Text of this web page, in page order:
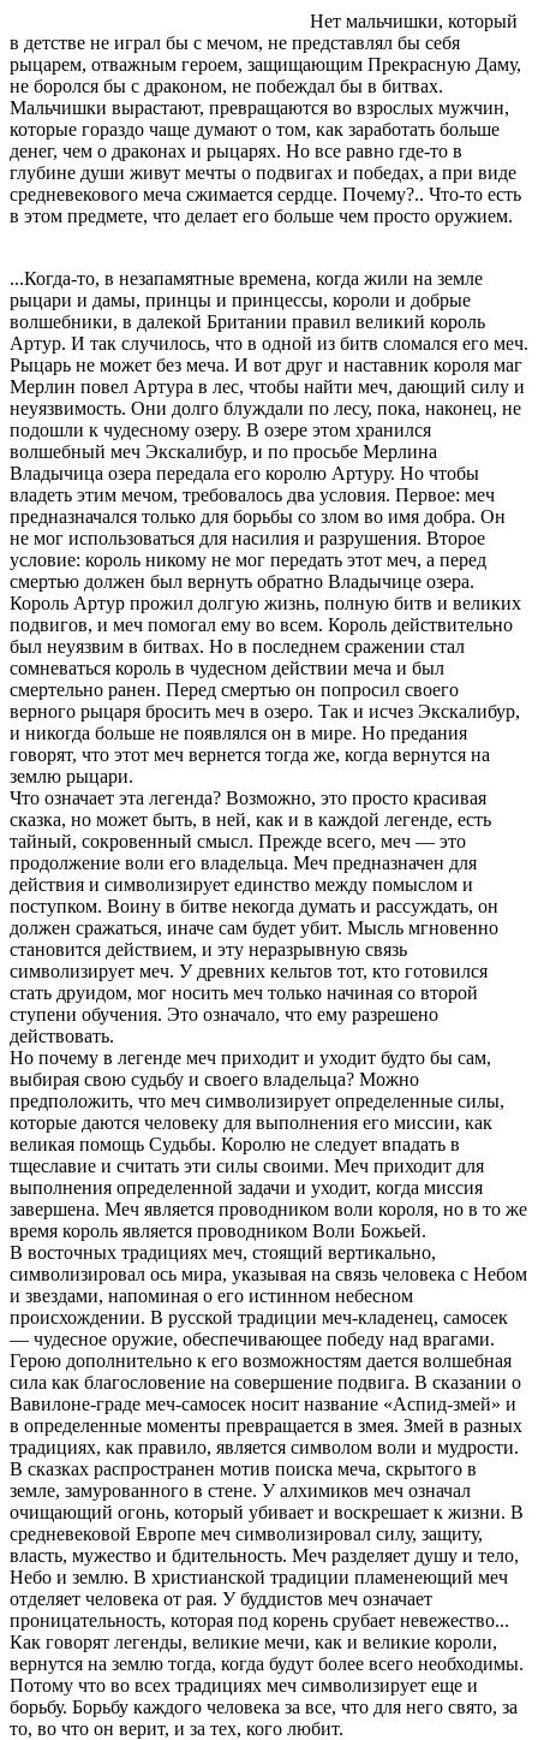
Нет мальчишки, который
в детстве не играл бы с мечом, не представлял бы себя
рыцарем, отважным героем, защищающим Прекрасную Даму,
не боролся бы с драконом, не побеждал бы в битвах.
Мальчишки вырастают, превращаются во взрослых мужчин,
которые гораздо чаще думают о том, как заработать больше
денег, чем о драконах и рыцарях. Но все равно где-то в
глубине души живут мечты о подвигах и победах, а при виде
средневекового меча сжимается сердце. Почему?.. Что-то есть
в этом предмете, что делает его больше чем просто оружием.
...Когда-то, в незапамятные времена, когда жили на земле
рыцари и дамы, принцы и принцессы, короли и добрые
волшебники, в далекой Британии правил великий король
Артур. И так случилось, что в одной из битв сломался его меч.
Рыцарь не может без меча. И вот друг и наставник короля маг
Мерлин повел Артура в лес, чтобы найти меч, дающий силу и
неуязвимость. Они долго блуждали по лесу, пока, наконец, не
подошли к чудесному озеру. В озере этом хранился
волшебный меч Экскалибур, и по просьбе Мерлина
Владычица озера передала его королю Артуру. Но чтобы
владеть этим мечом, требовалось два условия. Первое: меч
предназначался только для борьбы со злом во имя добра. Он
не мог использоваться для насилия и разрушения. Второе
условие: король никому не мог передать этот меч, а перед
смертью должен был вернуть обратно Владычице озера.
Король Артур прожил долгую жизнь, полную битв и великих
подвигов, и меч помогал ему во всем. Король действительно
был неуязвим в битвах. Но в последнем сражении стал
сомневаться король в чудесном действии меча и был
смертельно ранен. Перед смертью он попросил своего
верного рыцаря бросить меч в озеро. Так и исчез Экскалибур,
и никогда больше не появлялся он в мире. Но предания
говорят, что этот меч вернется тогда же, когда вернутся на
землю рыцари.
Что означает эта легенда? Возможно, это просто красивая
сказка, но может быть, в ней, как и в каждой легенде, есть
тайный, сокровенный смысл. Прежде всего, меч — это
продолжение воли его владельца. Меч предназначен для
действия и символизирует единство между помыслом и
поступком. Воину в битве некогда думать и рассуждать, он
должен сражаться, иначе сам будет убит. Мысль мгновенно
становится действием, и эту неразрывную связь
символизирует меч. У древних кельтов тот, кто готовился
стать друидом, мог носить меч только начиная со второй
ступени обучения. Это означало, что ему разрешено
действовать.
Но почему в легенде меч приходит и уходит будто бы сам,
выбирая свою судьбу и своего владельца? Можно
предположить, что меч символизирует определенные силы,
которые даются человеку для выполнения его миссии, как
великая помощь Судьбы. Королю не следует впадать в
тщеславие и считать эти силы своими. Меч приходит для
выполнения определенной задачи и уходит, когда миссия
завершена. Меч является проводником воли короля, но в то же
время король является проводником Воли Божьей.
В восточных традициях меч, стоящий вертикально,
символизировал ось мира, указывая на связь человека с Небом
и звездами, напоминая о его истинном небесном
происхождении. В русской традиции меч-кладенец, самосек
— чудесное оружие, обеспечивающее победу над врагами.
Герою дополнительно к его возможностям дается волшебная
сила как благословение на совершение подвига. В сказании о
Вавилоне-граде меч-самосек носит название «Аспид-змей» и
в определенные моменты превращается в змея. Змей в разных
традициях, как правило, является символом воли и мудрости.
В сказках распространен мотив поиска меча, скрытого в
земле, замурованного в стене. У алхимиков меч означал
очищающий огонь, который убивает и воскрешает к жизни. В
средневековой Европе меч символизировал силу, защиту,
власть, мужество и бдительность. Меч разделяет душу и тело,
Небо и землю. В христианской традиции пламенеющий меч
отделяет человека от рая. У буддистов меч означает
проницательность, которая под корень срубает невежество...
Как говорят легенды, великие мечи, как и великие короли,
вернутся на землю тогда, когда будут более всего необходимы.
Потому что во всех традициях меч символизирует еще и
борьбу. Борьбу каждого человека за все, что для него свято, за
то, во что он верит, и за тех, кого любит.